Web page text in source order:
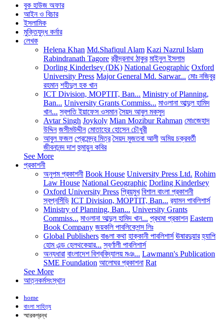
বুক হাউজ অফার
আইন ও বিচার
ইসলামিক
মুক্তিযুদ্ধ কর্নার
লেখক
Helena Khan Md.Shafiqul Alam Kazi Nazrul Islam
Rabindranath Tagore রবীন্দ্রনাথ ঠাকুর মাইনুল ইসলাম
Dorling Kinderlsey (DK) National Geographic Oxford
University Press Major General Md. Sarwar... মোঃ নজিবুর
রহমান শহীদুল হক খান
ICT Division, MOPTIT, Ban... Ministry of Planning,
Ban... University Grants Commiss... মাওলানা আব্দুল হামিদ
খান... স্বপতি ইয়াফেস ওসমান সৈয়দ আবুল মকসুদ
Avtar Singh Joykoly Mian Mozibur Rahman মোঃজেহাদ
উদ্দিন জসীমউদ্দীন মোতাহের হোসেন চৌধুরী
আবুল ফজল প্রেমেন্দ্র মিত্র সৈয়দ মুজতবা আলী অমিয় চক্রবর্তী
জীবনানন্দ দাশ হুমায়ুন কবির
See More
প্রকাশনী
অনুপম প্রকাশনী Book House University Press Ltd. Rohim
Law House National Geographic Dorling Kinderlsey
Oxford University Press প্রিয়মুখ বিশাল বাংলা প্রকাশনী
স্বপ্নসিঁড়ি ICT Division, MOPTIT, Ban... র‍্যামন পাবলিশার্স
Ministry of Planning, Ban... University Grants
Commiss... মাওলানা আব্দুল হামিদ খান... প্রথমা প্রকাশন Eastern
Book Company জয়কলি পাবলিকেশন্স লিঃ
Global Publishers বাঙলা কথা হাক্কানী পাবলিশার্স ঊষারদুয়ার হ্যাপি
হোম এন্ড হেলথকেয়ার... স্বর্ণালী পাবলিশার্স
অন্যধারা বাংলাদেশ বিশ্ববিদ্যালয় মঞ... Lawmann's Publication
SME Foundation আলোঘর প্রকাশনা Rat
See More
আত্নকর্মসংস্থান
home
বাংলা সাহিত্য
স্মারকগ্রন্থ